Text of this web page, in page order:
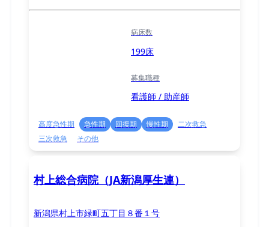
病床数
199床
募集職種
看護師 / 助産師
高度急性期 急性期 回復期 慢性期
二次救急
三次救急
その他
村上総合病院（JA新潟厚生連）
新潟県村上市緑町五丁目８番１号